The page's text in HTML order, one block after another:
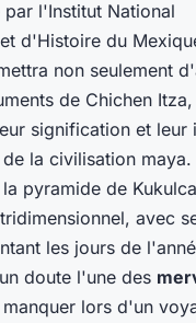
l'Institut National
d'Histoire du
non seulement
de Chichen
signification et leur
la civilisation maya.
pyramide de
avec
les jours de
doute l'une des
lors d'un